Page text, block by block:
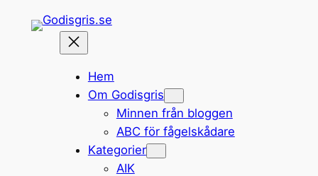
Hem
Om Godisgris
Minnen från bloggen
ABC för fågelskådare
Kategorier
AIK